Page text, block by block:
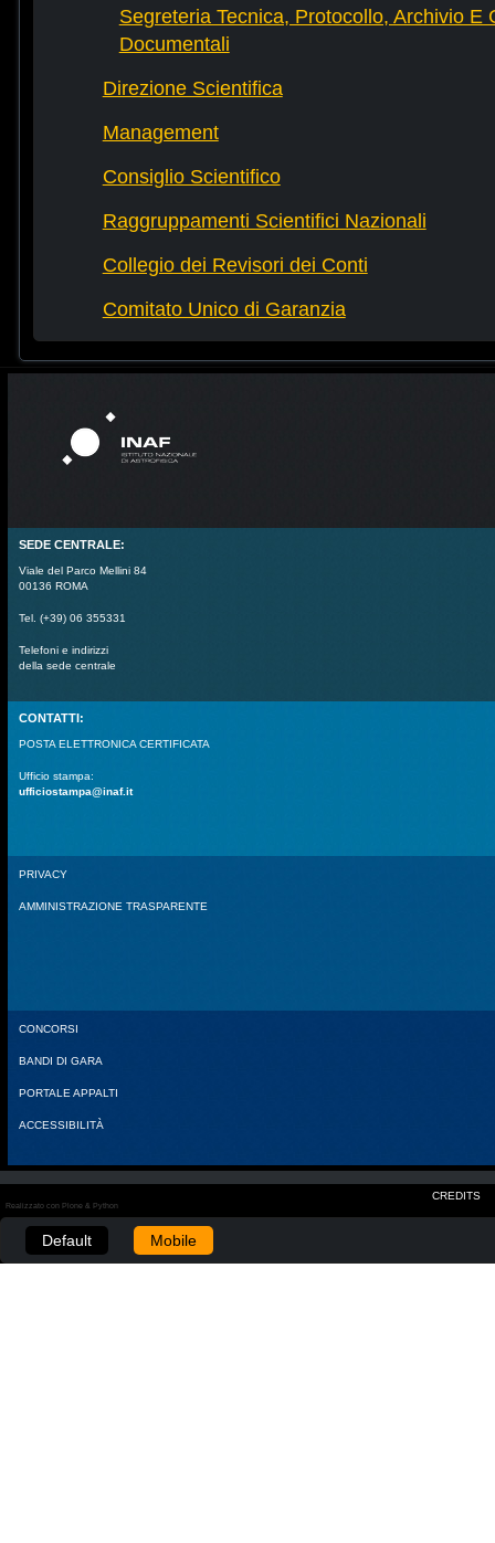
Segreteria Tecnica, Protocollo, Archivio E
Documentali
Direzione Scientifica
Management
Consiglio Scientifico
Raggruppamenti Scientifici Nazionali
Collegio dei Revisori dei Conti
Comitato Unico di Garanzia
SEDE CENTRALE:
Viale del Parco Mellini 84
00136 ROMA
Tel. (+39) 06 355331
Telefoni e indirizzi
della sede centrale
CONTATTI:
POSTA ELETTRONICA CERTIFICATA
Ufficio stampa:
ufficiostampa@inaf.it
PRIVACY
AMMINISTRAZIONE TRASPARENTE
CONCORSI
BANDI DI GARA
PORTALE APPALTI
ACCESSIBILITÀ
CREDITS
Realizzato con Plone & Python
Default Mobile